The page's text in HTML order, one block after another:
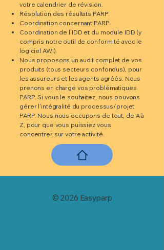
votre calendrier de révision.
Résolution des résultats PARP.
Coordination concernant PARP.
Coordination de l'IDD et du module IDD (y
compris notre outil de conformité avec le
logiciel AWI).
Nous proposons un audit complet de vos
produits (tous secteurs confondus), pour
les assureurs et les agents agréés. Nous
prenons en charge vos problématiques
PARP. Si vous le souhaitez, nous pouvons
gérer l'intégralité du processus/projet
PARP. Nous nous occupons de tout, de A à
Z, pour que vous puissiez vous
concentrer sur votre activité.
© 2026 Easyparp